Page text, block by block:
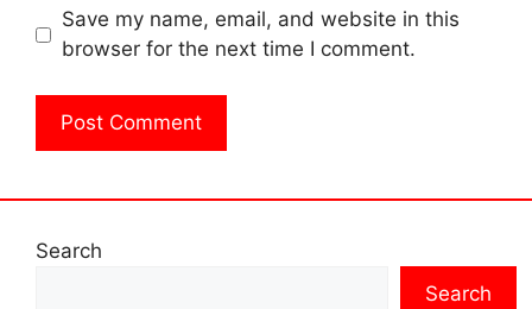
Save my name, email, and website in this
browser for the next time I comment.
Search
Search